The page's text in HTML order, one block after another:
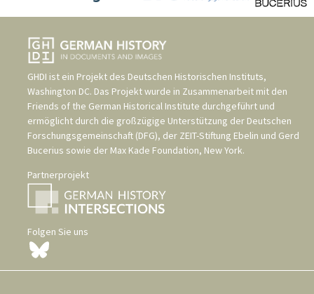
GHDI ist ein Projekt des Deutschen Historischen Instituts,
Washington DC. Das Projekt wurde in Zusammenarbeit mit den
Friends of the German Historical Institute durchgeführt und
ermöglicht durch die großzügige Unterstützung der Deutschen
Forschungsgemeinschaft (DFG), der ZEIT-Stiftung Ebelin und Gerd
Bucerius sowie der Max Kade Foundation, New York.
Partnerprojekt
Folgen Sie uns